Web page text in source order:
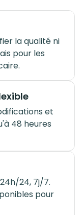
la qualité ni
pour les
et
48 heures
24, 7j/7.
pour